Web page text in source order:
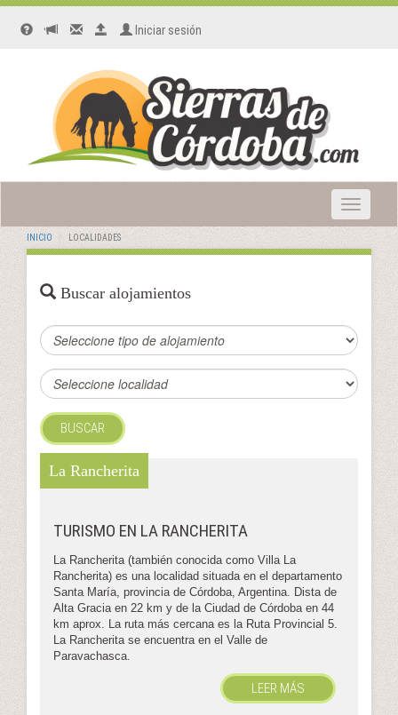
Iniciar sesión
Toggle
INICIO LOCALIDADES
Buscar alojamientos
BUSCAR
La Rancherita
TURISMO EN LA RANCHERITA
La Rancherita (también conocida como Villa La
Rancherita) es una localidad situada en el departamento
Santa María, provincia de Córdoba, Argentina. Dista de
Alta Gracia en 22 km y de la Ciudad de Córdoba en 44
km aprox. La ruta más cercana es la Ruta Provincial 5.
La Rancherita se encuentra en el Valle de
Paravachasca.
LEER MÁS